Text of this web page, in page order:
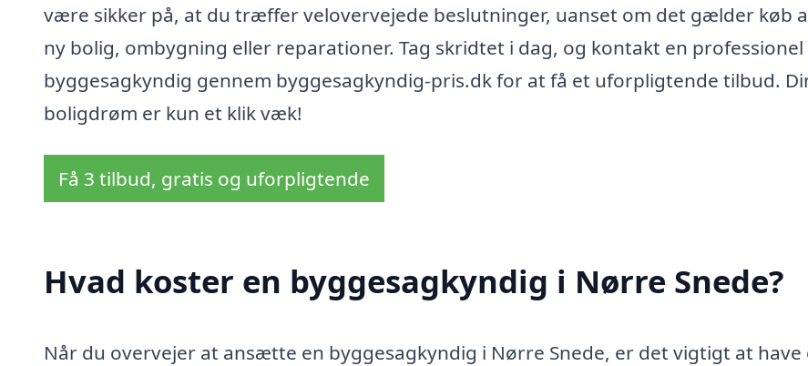
være sikker på, at du træffer velovervejede beslutninger, uanset om det gælder køb
ny bolig, ombygning eller reparationer. Tag skridtet i dag, og kontakt en professionel
byggesagkyndig gennem byggesagkyndig-pris.dk for at få et uforpligtende tilbud.
boligdrøm er kun et klik væk!
Få 3 tilbud, gratis og uforpligtende
Hvad koster en byggesagkyndig i Nørre Snede?
Når du overvejer at ansætte en byggesagkyndig i Nørre Snede, er det vigtigt at have